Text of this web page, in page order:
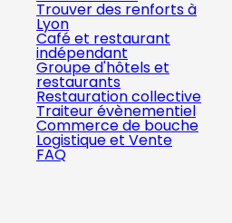
Trouver des renforts à
Lyon
Café et restaurant
indépendant
Groupe d'hôtels et
restaurants
Restauration collective
Traiteur évènementiel
Commerce de bouche
Logistique et Vente
FAQ